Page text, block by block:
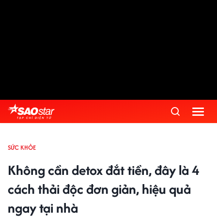
SỨC KHỎE
Không cần detox đắt tiền, đây là 4
cách thải độc đơn giản, hiệu quả
ngay tại nhà